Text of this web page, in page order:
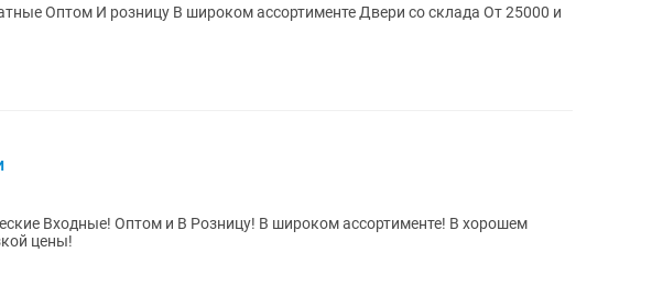
со склада От 25000 и
Входные! Оптом и В Розницу! В широком ассортименте! В хорошем
цены!